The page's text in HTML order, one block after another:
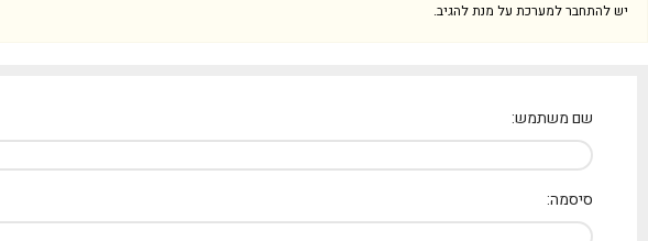
יש להתחבר למערכת על מנת להגיב.
שם משתמש:
סיסמה: